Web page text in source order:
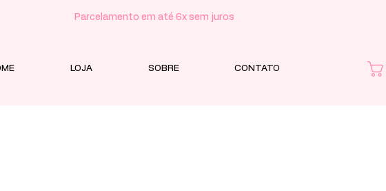
Parcelamento em até 6x sem juros
LOJA SOBRE CONTATO